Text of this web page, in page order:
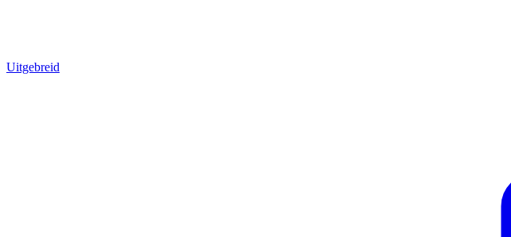
Uitgebreid